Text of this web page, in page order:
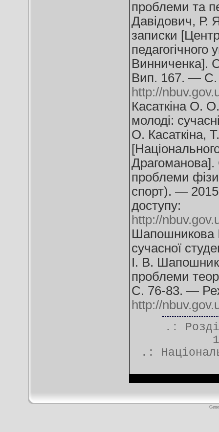
проблеми та
Давідович, Р.
записки
педагогічного
Винниченка].
Вип. 167. — С.
http://
Касаткіна О.
молоді:
О. Касаткіна,
Драгоманова].
проблеми
спорт). —
доступу:
http://
Шапошникова
сучасної
І. В.
проблеми
С. 76-83. —
http://
.:
.: